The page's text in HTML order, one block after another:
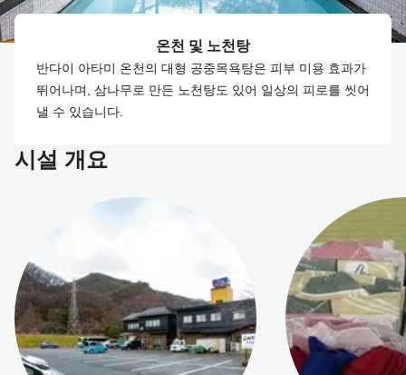
온천 및 노천탕
반다이 아타미 온천의 대형 공중목욕탕은 피부 미용 효과가
뛰어나며, 삼나무로 만든 노천탕도 있어 일상의 피로를 씻어
낼 수 있습니다.
시설 개요